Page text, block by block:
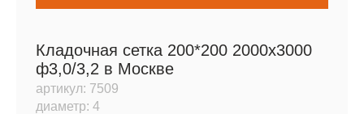
Кладочная сетка 200*200 2000х3000
ф3,0/3,2 в Москве
артикул: 7509
диаметр: 4